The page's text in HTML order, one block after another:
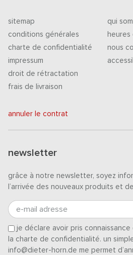
sitemap
conditions générales
charte de confidentialité
impressum
droit de rétractation
frais de livraison
qui
nous
annuler le contrat
newsletter
grâce à notre newsletter, soyez
l’arrivée des nouveaux produits et
e-mail adresse
je déclare avoir pris
la charte de confidentialité. un
info@dieter-horn.de me permet